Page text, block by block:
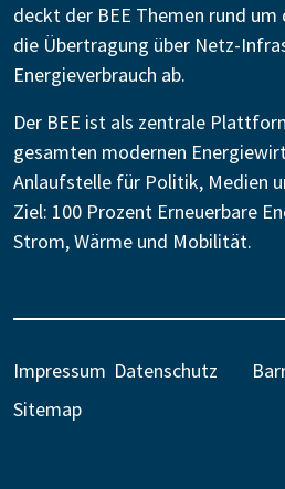
deckt der BEE Themen rund
die Übertragung über Netz-
Energieverbrauch ab.
Der BEE ist als zentrale
gesamten modernen
Anlaufstelle für Politik, Medien
Ziel: 100 Prozent Erneuerbare
Strom, Wärme und Mobilität.
Impressum Datenschutz
Sitemap